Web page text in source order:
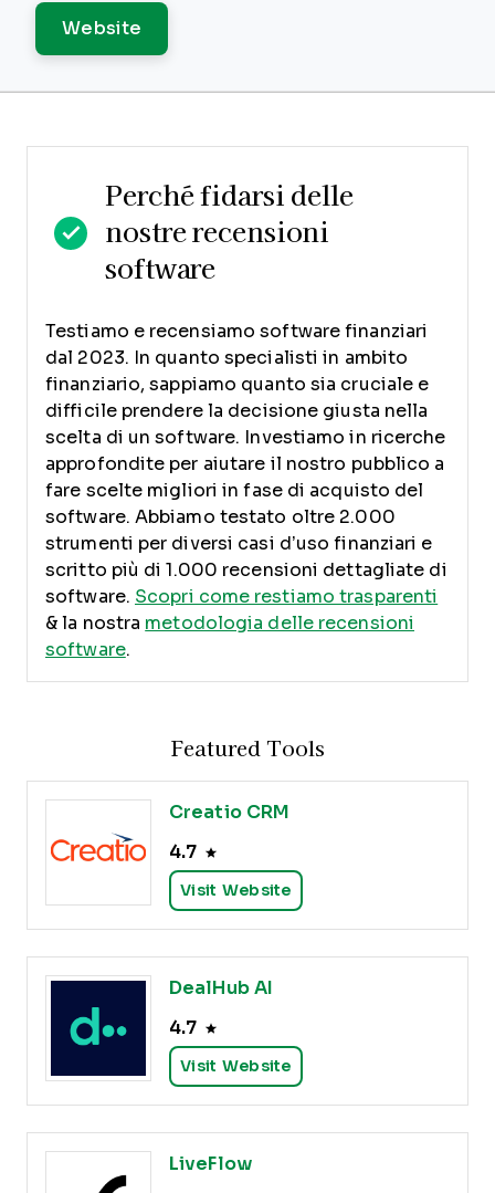
Website
Perché fidarsi delle
nostre recensioni
software
Testiamo e recensiamo software finanziari
dal 2023. In quanto specialisti in ambito
finanziario, sappiamo quanto sia cruciale e
difficile prendere la decisione giusta nella
scelta di un software.
Investiamo in ricerche
approfondite per aiutare il nostro pubblico a
fare scelte migliori in fase di acquisto del
software. Abbiamo testato oltre 2.000
strumenti per diversi casi d’uso finanziari e
scritto più di 1.000 recensioni dettagliate di
software. Scopri come restiamo trasparenti
& la nostra metodologia delle recensioni
software.
Featured Tools
Creatio CRM
4.7
Visit Website
DealHub AI
4.7
Visit Website
LiveFlow